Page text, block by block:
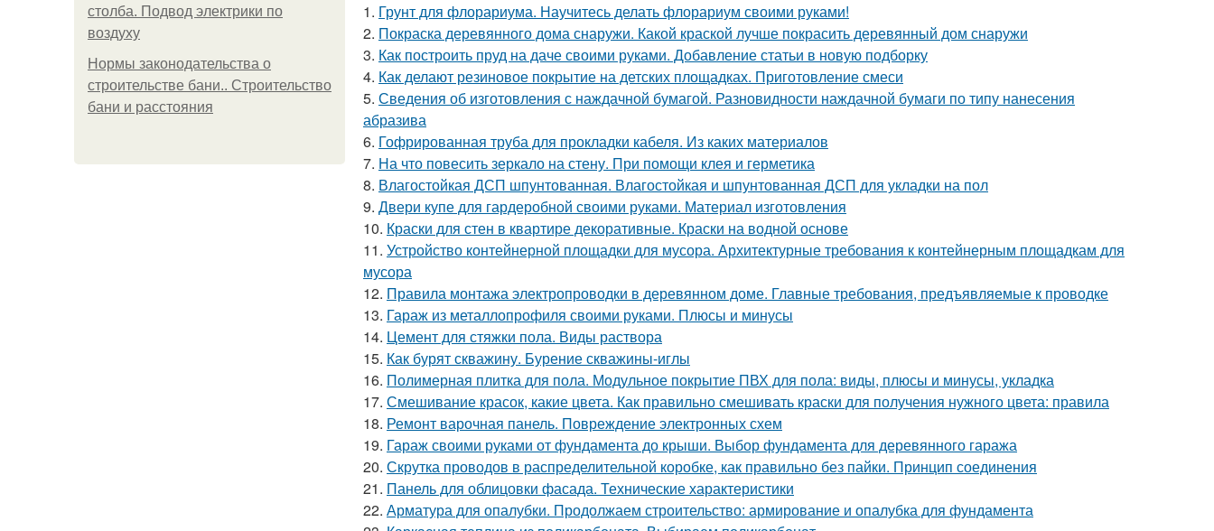
столба. Подвод электрики по
воздуху
Нормы законодательства о
строительстве бани.. Строительство
бани и расстояния
1. Грунт для флорариума. Научитесь делать флорариум своими руками!
2. Покраска деревянного дома снаружи. Какой краской лучше покрасить деревянный дом снаружи
3. Как построить пруд на даче своими руками. Добавление статьи в новую подборку
4. Как делают резиновое покрытие на детских площадках. Приготовление смеси
5. Сведения об изготовления с наждачной бумагой. Разновидности наждачной бумаги по типу нанесения
абразива
6. Гофрированная труба для прокладки кабеля. Из каких материалов
7. На что повесить зеркало на стену. При помощи клея и герметика
8. Влагостойкая ДСП шпунтованная. Влагостойкая и шпунтованная ДСП для укладки на пол
9. Двери купе для гардеробной своими руками. Материал изготовления
10. Краски для стен в квартире декоративные. Краски на водной основе
11. Устройство контейнерной площадки для мусора. Архитектурные требования к контейнерным площадкам для
мусора
12. Правила монтажа электропроводки в деревянном доме. Главные требования, предъявляемые к проводке
13. Гараж из металлопрофиля своими руками. Плюсы и минусы
14. Цемент для стяжки пола. Виды раствора
15. Как бурят скважину. Бурение скважины-иглы
16. Полимерная плитка для пола. Модульное покрытие ПВХ для пола: виды, плюсы и минусы, укладка
17. Смешивание красок, какие цвета. Как правильно смешивать краски для получения нужного цвета: правила
18. Ремонт варочная панель. Повреждение электронных схем
19. Гараж своими руками от фундамента до крыши. Выбор фундамента для деревянного гаража
20. Скрутка проводов в распределительной коробке, как правильно без пайки. Принцип соединения
21. Панель для облицовки фасада. Технические характеристики
22. Арматура для опалубки. Продолжаем строительство: армирование и опалубка для фундамента